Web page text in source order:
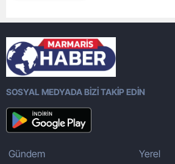
SOSYAL MEDYADA BİZİ TAKİP EDİN
Gündem
Yerel